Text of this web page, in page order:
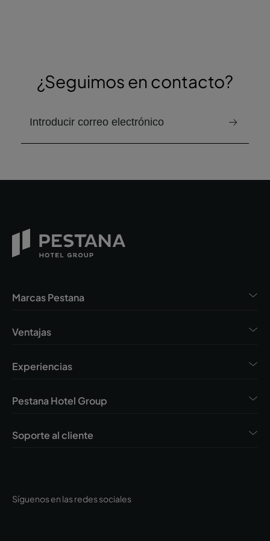
¿Seguimos en contacto?
correo electrónico para recibir el boletín
Síguenos en las redes sociales
Marcas Pestana
Ventajas
Experiencias
Pestana Hotel Group
Soporte al cliente